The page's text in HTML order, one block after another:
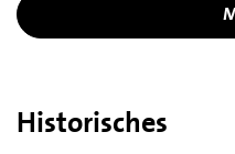
Historisches